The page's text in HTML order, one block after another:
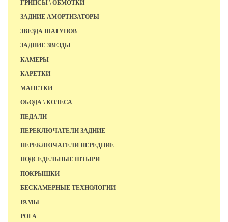
ГРИПСЫ \ ОБМОТКИ
ЗАДНИЕ АМОРТИЗАТОРЫ
ЗВЕЗДА ШАТУНОВ
ЗАДНИЕ ЗВЕЗДЫ
КАМЕРЫ
КАРЕТКИ
МАНЕТКИ
ОБОДА \ КОЛЕСА
ПЕДАЛИ
ПЕРЕКЛЮЧАТЕЛИ ЗАДНИЕ
ПЕРЕКЛЮЧАТЕЛИ ПЕРЕДНИЕ
ПОДСЕДЕЛЬНЫЕ ШТЫРИ
ПОКРЫШКИ
БЕСКАМЕРНЫЕ ТЕХНОЛОГИИ
РАМЫ
РОГА